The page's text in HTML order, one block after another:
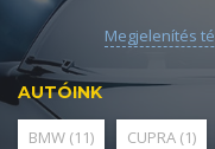
Megjelenítés
AUTÓINK
BMW (11) CUPRA (1)